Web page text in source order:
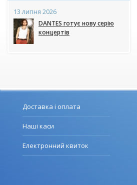
13 липня 2026
DANTES готує нову серію
концертів
Доставка і оплата
Наші каси
Електронний квиток